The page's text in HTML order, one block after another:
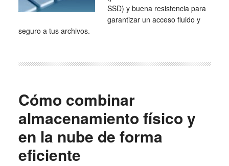
SSD) y buena resistencia para
garantizar un acceso fluido y
seguro a tus archivos.
Cómo combinar
almacenamiento físico y
en la nube de forma
eficiente